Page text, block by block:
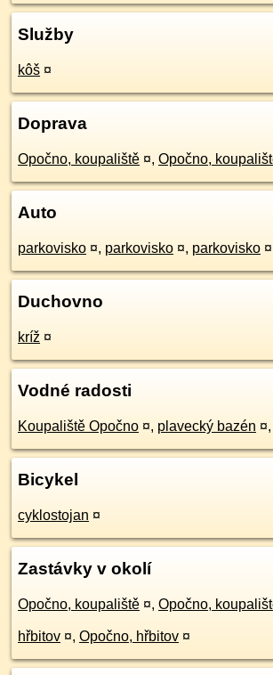
Služby
kôš ¤
Doprava
Opočno, koupaliště ¤, Opočno,
Auto
parkovisko ¤, parkovisko ¤, parkovisko ¤
Duchovno
kríž ¤
Vodné radosti
Koupaliště Opočno ¤, plavecký bazén ¤,
Bicykel
cyklostojan ¤
Zastávky v okolí
Opočno, koupaliště ¤, Opočno,
hřbitov ¤, Opočno, hřbitov ¤